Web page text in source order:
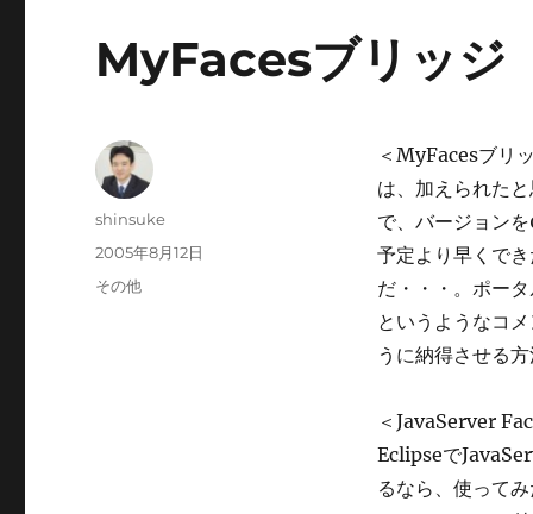
MyFacesブリッジ
＜MyFacesブリ
は、加えられた
で、バージョン
予定より早くで
だ・・・。ポー
というようなコ
うに納得させる
＜JavaServer
Eclipseで
るなら、使って
投
shinsuke
投
2005年8月12日
カ
その他